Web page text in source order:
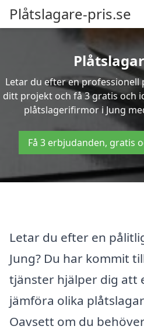
Plåtslagare-pris.se
Letar du efter en professionell
ditt projekt och få 3 gratis och
plåtslagerifirmor i Jung
Få 3 erbjudanden, gratis
Letar du efter en
Jung? Du har kommit
tjänster hjälper dig att
jämföra olika
Oavsett om du